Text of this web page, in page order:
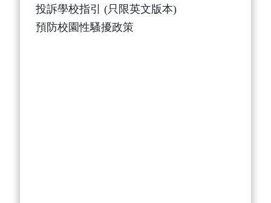
投訴學校指引 (只限英文版本)
預防校園性騷擾政策